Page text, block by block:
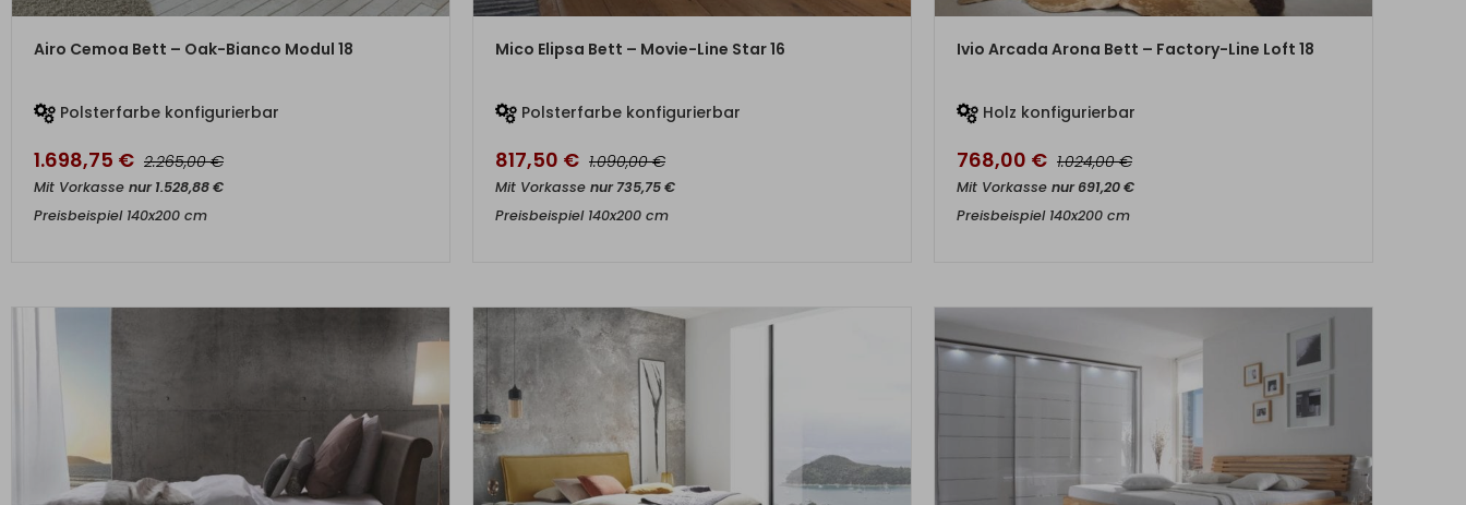
ZUM PRODUKT
Airo Cemoa Bett – Oak-Bianco Modul 18
Polsterfarbe konfigurierbar
1.698,75 € 2.265,00€
Mit Vorkasse nur1.528,88€
Preisbeispiel 140x200 cm
ZUM PRODUKT
Mico Elipsa Bett – Movie-Line Star 16
Polsterfarbe konfigurierbar
817,50 € 1.090,00€
Mit Vorkasse nur735,75€
Preisbeispiel 140x200 cm
Ivio Arcada Arona Bett – Factory-Line Loft 18
Holz konfigurierbar
768,00 € 1.024,00€
Mit Vorkasse nur691,20€
Preisbeispiel 140x200 cm